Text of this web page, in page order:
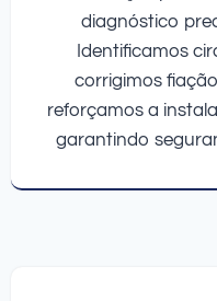
diagnóstico
Identificamos
corrigimos
reforçamos a
garantindo